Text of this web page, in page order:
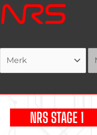
Ga
naar
NRS STAGE 1